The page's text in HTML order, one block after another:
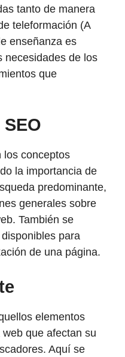
tanto de manera
teleformación (A
enseñanza es
necesidades de los
que
los conceptos
la importancia de
predominante,
generales sobre
También se
para
de una página.
elementos
que afectan su
Aquí se